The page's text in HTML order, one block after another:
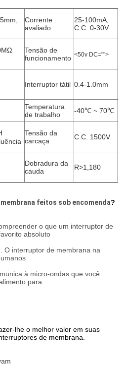
Corrente
avaliado
25-100mA,
C.C. 0-30V
Tensão de
funcionamento <50v DC="">
Interruptor tátil 0.4-1.0mm
Temperatura
de trabalho
-40℃ ~ 70℃
Tensão da
carcaça
C.C. 1500V
Dobradura da
cauda
R>1,180
feitos sob encomenda?
o que um interruptor de
absoluto
O interruptor de membrana na
à micro-ondas que você
para
lhe o melhor valor em suas
de membrana.